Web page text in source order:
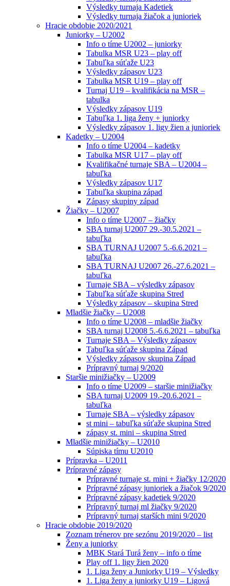
Výsledky turnaja Kadetiek
Výsledky turnaja žiačok a junioriek
Hracie obdobie 2020/2021
Juniorky – U2002
Info o tíme U2002 – juniorky
Tabulka MSR U23 – play off
Tabuľka súťaže U23
Výsledky zápasov U23
Tabulka MSR U19 – play off
Turnaj U19 – kvalifikácia na MSR –
tabulka
Výsledky zápasov U19
Tabuľka 1. liga ženy + juniorky
Výsledky zápasov 1. ligy žien a junioriek
Kadetky – U2004
Info o tíme U2004 – kadetky
Tabulka MSR U17 – play off
Kvalifikačné turnaje SBA – U2004 –
tabuľka
Výsledky zápasov U17
Tabuľka skupina západ
Zápasy skupiny západ
Žiačky – U2007
Info o tíme U2007 – žiačky
SBA turnaj U2007 29.-30.5.2021 –
tabuľka
SBA TURNAJ U2007 5.-6.6.2021 –
tabuľka
SBA TURNAJ U2007 26.-27.6.2021 –
tabuľka
Turnaje SBA – výsledky zápasov
Tabuľka súťaže skupina Stred
Výsledky zápasov – skupina Stred
Mladšie žiačky – U2008
Info o tíme U2008 – mladšie žiačky
SBA turnaj U2008 5.-6.6.2021 – tabuľka
Turnaje SBA – Výsledky zápasov
Tabuľka súťaže skupina Západ
Výsledky zápasov skupina Západ
Prípravný turnaj 9/2020
Staršie minižiačky – U2009
Info o tíme U2009 – staršie minižiačky
SBA turnaj U2009 19.-20.6.2021 –
tabuľka
Turnaje SBA – výsledky zápasov
st mini – tabuľka súťaže skupina Stred
zápasy st. mini – skupina Stred
Mladšie minižiačky – U2010
Súpiska tímu U2010
Prípravka – U2011
Prípravné zápasy
Prípravné turnaje st. mini + žiačky 12/2020
Prípravné zápasy junioriek a žiačok 9/2020
Prípravné zápasy kadetiek 9/2020
Prípravný turnaj ml žiačky 9/2020
Prípravný turnaj starších mini 9/2020
Hracie obdobie 2019/2020
Zoznam trénerov pre sezónu 2019/2020 – list
Ženy a juniorky
MBK Stará Turá ženy – info o tíme
Play off 1. ligy žien 2020
1. Liga ženy a Juniorky U19 – Výsledky
1. Liga ženy a juniorky U19 – Ligová